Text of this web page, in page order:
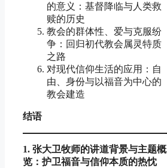
的意义：基督降临与人类救
赎的历史
教会的群体性、爱与克服纷
争：回归初代教会属灵特质
之路
对现代信仰生活的应用：自
由、身份与以福音为中心的
教会建造
结语
1. 张大卫牧师的讲道背景与主题概
览 ： 护卫福音与信仰本质的热忱